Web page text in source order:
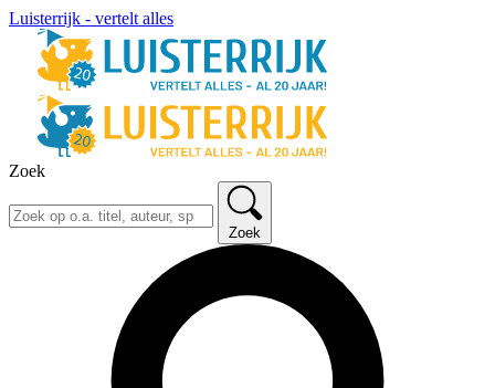
Luisterrijk - vertelt alles
Zoek
Zoek